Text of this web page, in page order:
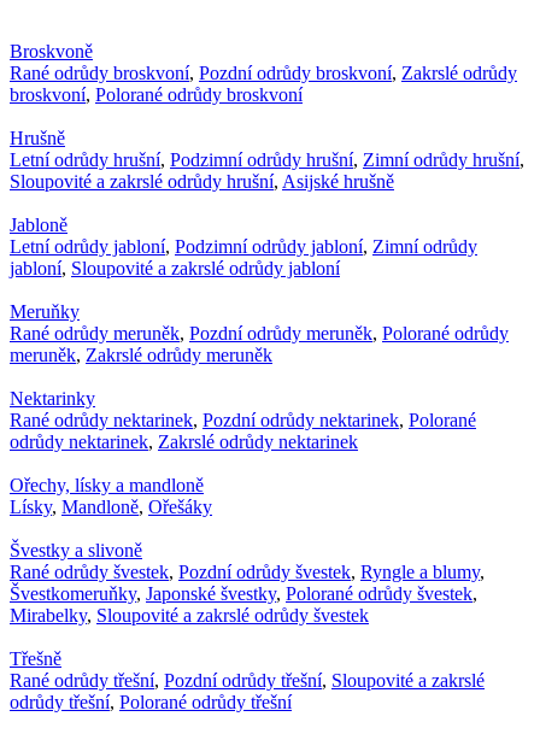
Broskvoně
Rané odrůdy broskvoní, Pozdní odrůdy broskvoní, Zakrslé odrůdy
broskvoní, Polorané odrůdy broskvoní
Hrušně
Letní odrůdy hrušní, Podzimní odrůdy hrušní, Zimní odrůdy hrušní,
Sloupovité a zakrslé odrůdy hrušní, Asijské hrušně
Jabloně
Letní odrůdy jabloní, Podzimní odrůdy jabloní, Zimní odrůdy
jabloní, Sloupovité a zakrslé odrůdy jabloní
Meruňky
Rané odrůdy meruněk, Pozdní odrůdy meruněk, Polorané odrůdy
meruněk, Zakrslé odrůdy meruněk
Nektarinky
Rané odrůdy nektarinek, Pozdní odrůdy nektarinek, Polorané
odrůdy nektarinek, Zakrslé odrůdy nektarinek
Ořechy, lísky a mandloně
Lísky, Mandloně, Ořešáky
Švestky a slivoně
Rané odrůdy švestek, Pozdní odrůdy švestek, Ryngle a blumy,
Švestkomeruňky, Japonské švestky, Polorané odrůdy švestek,
Mirabelky, Sloupovité a zakrslé odrůdy švestek
Třešně
Rané odrůdy třešní, Pozdní odrůdy třešní, Sloupovité a zakrslé
odrůdy třešní, Polorané odrůdy třešní